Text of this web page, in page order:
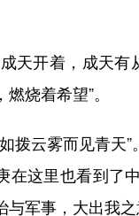
开着，成天有
烧着希望”。
云雾而见青天”
在这里也看到了
与军事，大出我之